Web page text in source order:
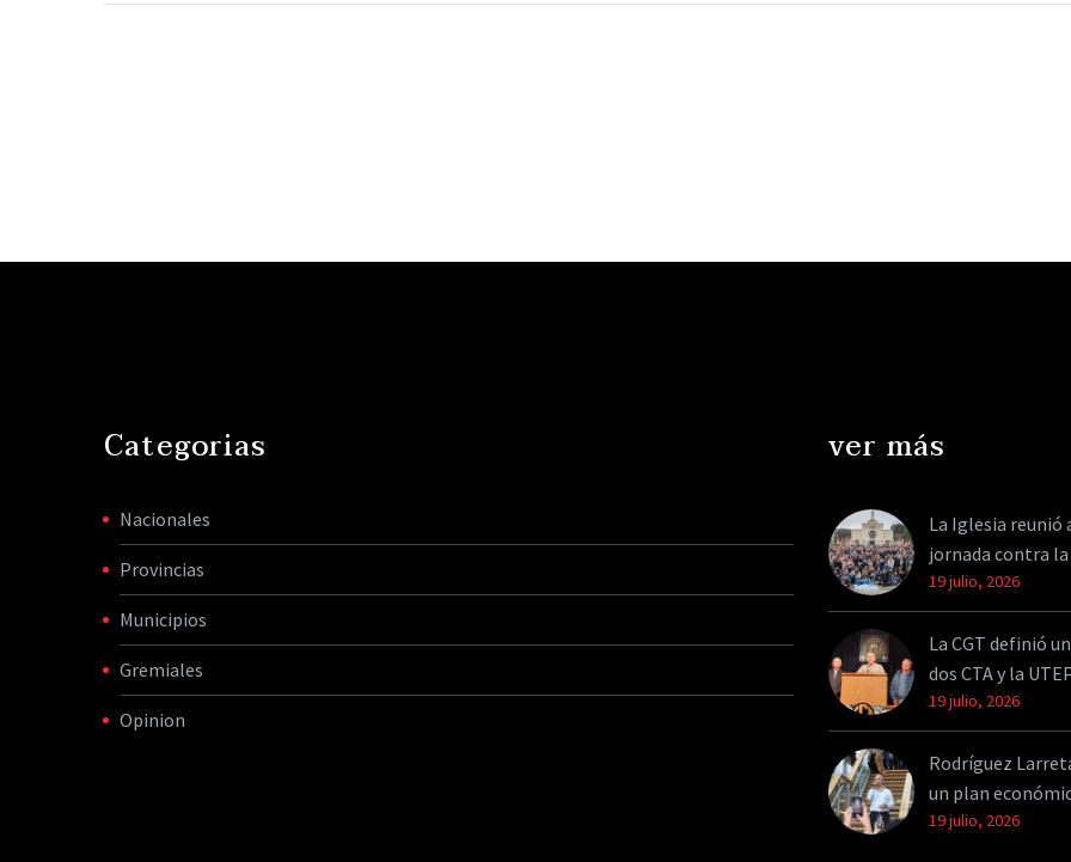
Categorias
Nacionales
Provincias
Municipios
Gremiales
Opinion
ver más
La Iglesia reunió
jornada contra
19 julio, 2026
La CGT definió
dos CTA y la
19 julio, 2026
Rodríguez
un plan
19 julio, 2026